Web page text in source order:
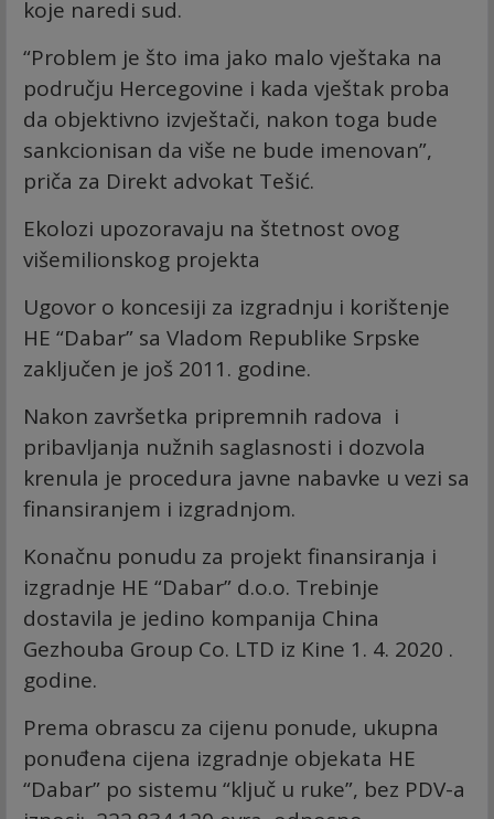
koje naredi sud.
“Problem je što ima jako malo vještaka na
području Hercegovine i kada vještak proba
da objektivno izvještači, nakon toga bude
sankcionisan da više ne bude imenovan”,
priča za Direkt advokat Tešić.
Ekolozi upozoravaju na štetnost ovog
višemilionskog projekta
Ugovor o koncesiji za izgradnju i korištenje
HE “Dabar” sa Vladom Republike Srpske
zaključen je još 2011. godine.
Nakon završetka pripremnih radova i
pribavljanja nužnih saglasnosti i dozvola
krenula je procedura javne nabavke u vezi sa
finansiranjem i izgradnjom.
Konačnu ponudu za projekt finansiranja i
izgradnje HE “Dabar” d.o.o. Trebinje
dostavila je jedino kompanija China
Gezhouba Group Co. LTD iz Kine 1. 4. 2020 .
godine.
Prema obrascu za cijenu ponude, ukupna
ponuđena cijena izgradnje objekata HE
“Dabar” po sistemu “ključ u ruke”, bez PDV-a